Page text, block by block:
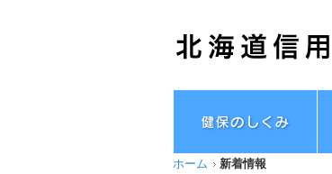
ホーム 新着情報